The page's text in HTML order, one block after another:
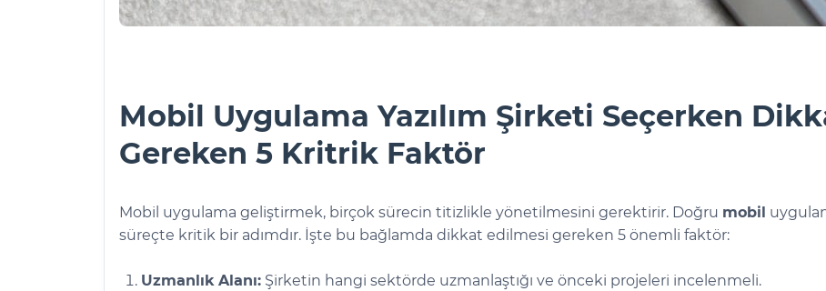
Mobil Uygulama Yazılım Şirketi Seçerken
Gereken 5 Kritrik Faktör
Mobil uygulama geliştirmek, birçok sürecin titizlikle yönetilmesini gerektirir. Doğru mobil
süreçte kritik bir adımdır. İşte bu bağlamda dikkat edilmesi gereken 5 önemli faktör:
Uzmanlık Alanı: Şirketin hangi sektörde uzmanlaştığı ve önceki projeleri incelenmeli.